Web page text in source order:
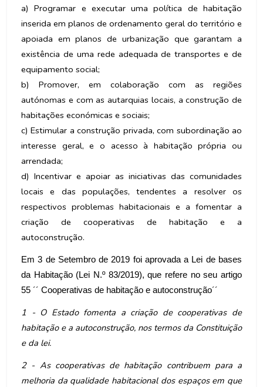
a) Programar e executar uma política de habitação
inserida em planos de ordenamento geral do território e
apoiada em planos de urbanização que garantam a
existência de uma rede adequada de transportes e de
equipamento social;
b) Promover, em colaboração com as regiões
autónomas e com as autarquias locais, a construção de
habitações económicas e sociais;
c) Estimular a construção privada, com subordinação ao
interesse geral, e o acesso à habitação própria ou
arrendada;
d) Incentivar e apoiar as iniciativas das comunidades
locais e das populações, tendentes a resolver os
respectivos problemas habitacionais e a fomentar a
criação de cooperativas de habitação e a
autoconstrução.
Em 3 de Setembro de 2019 foi aprovada a Lei de bases
da Habitação (Lei N.º 83/2019), que refere no seu artigo
55 ´´ Cooperativas de habitação e autoconstrução´´
1 - O Estado fomenta a criação de cooperativas de
habitação e a autoconstrução, nos termos da Constituição
e da lei.
2 - As cooperativas de habitação contribuem para a
melhoria da qualidade habitacional dos espaços em que